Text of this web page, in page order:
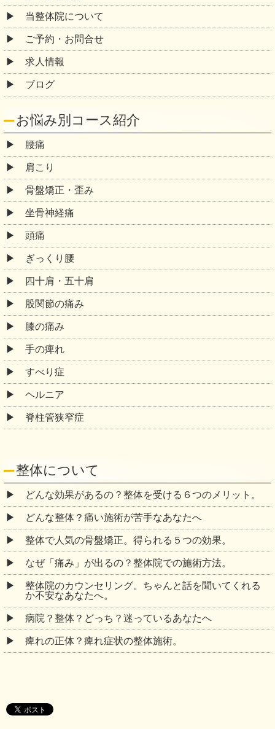
当整体院について
ご予約・お問合せ
求人情報
ブログ
お悩み別コース紹介
腰痛
肩こり
骨盤矯正・歪み
坐骨神経痛
頭痛
ぎっくり腰
四十肩・五十肩
股関節の痛み
膝の痛み
手の痺れ
すべり症
ヘルニア
脊柱管狭窄症
整体について
どんな効果があるの？整体を受ける６つのメリット。
どんな整体？痛い施術が苦手なあなたへ
整体で人気の骨盤矯正。得られる５つの効果。
なぜ「痛み」が出るの？整体院での施術方法。
整体院のカウンセリング。ちゃんと話を聞いてくれる
か不安なあなたへ。
病院？整体？どっち？迷っているあなたへ
痺れの正体？痺れ症状の整体施術。